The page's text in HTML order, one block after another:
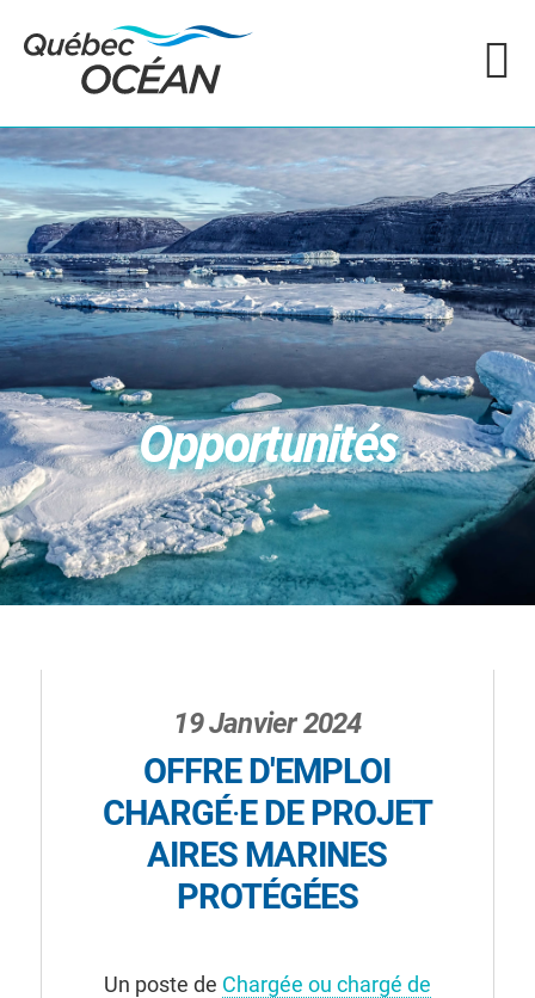
Opportunités
19 Janvier 2024
OFFRE D'EMPLOI
CHARGÉ∙E DE PROJET
AIRES MARINES
PROTÉGÉES
Un poste de Chargée ou chargé de